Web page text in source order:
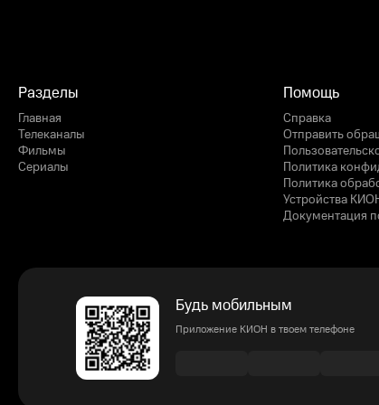
Разделы
Главная
Телеканалы
Фильмы
Сериалы
Помощь
Справка
Отправить
Политика
Политика
Устройства
Документация
Будь мобильным
Приложение КИОН в твоем телефоне